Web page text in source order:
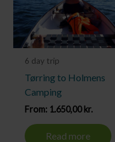
6 day trip
Tørring to Holmens
Camping
From: 1.650,00kr.
Read more